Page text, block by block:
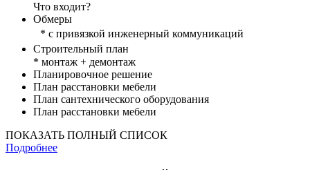
Что входит?
Обмеры
* с привязкой инженерный коммуникаций
Строительный план
* монтаж + демонтаж
Планировочное решение
План расстановки мебели
План сантехнического оборудования
План расстановки мебели
ПОКАЗАТЬ ПОЛНЫЙ СПИСОК
Подробнее